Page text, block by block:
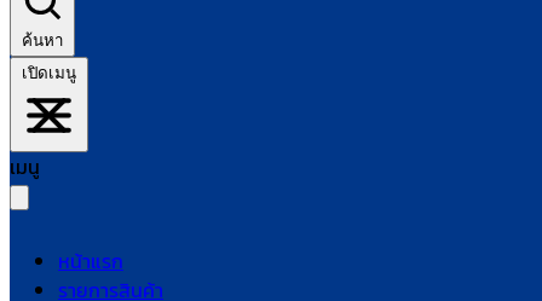
ค้นหา
เปิดเมนู
เมนู
หน้าแรก
รายการสินค้า